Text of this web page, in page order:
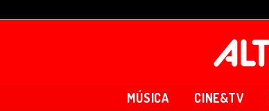
MÚSICA CINE&TV